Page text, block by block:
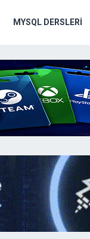
MYSQL DERSLERI